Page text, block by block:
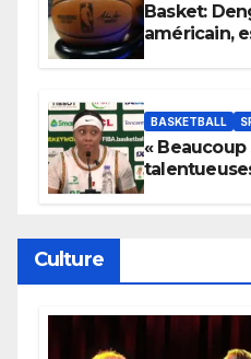
Basket:
américain,
BASKETBALL
«
Culture